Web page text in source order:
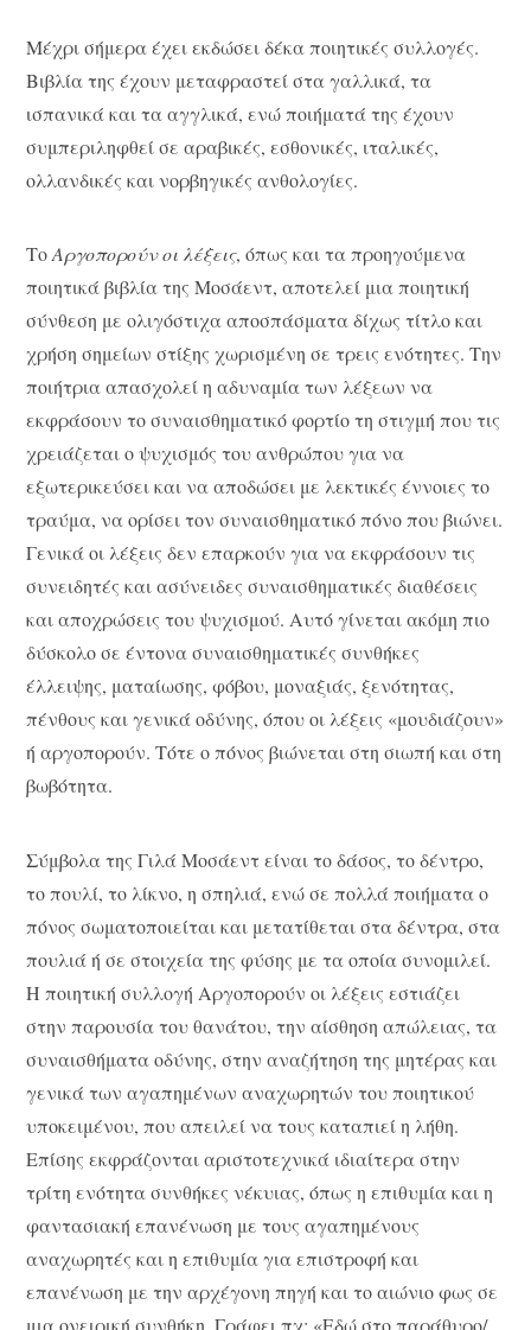
Μέχρι σήμερα έχει εκδώσει δέκα ποιητικές συλλογές.
Βιβλία της έχουν μεταφραστεί στα γαλλικά, τα
ισπανικά και τα αγγλικά, ενώ ποιήματά της έχουν
συμπεριληφθεί σε αραβικές, εσθονικές, ιταλικές,
ολλανδικές και νορβηγικές ανθολογίες.
ΤοΑργοπορούν οι λέξεις, όπως και τα προηγούμενα
ποιητικά βιβλία της Μοσάεντ, αποτελεί μια ποιητική
σύνθεση με ολιγόστιχα αποσπάσματα δίχως τίτλο και
χρήση σημείων στίξης χωρισμένη σε τρεις ενότητες. Την
ποιήτρια απασχολεί η αδυναμία των λέξεων να
εκφράσουν το συναισθηματικό φορτίο τη στιγμή που τις
χρειάζεται ο ψυχισμός του ανθρώπου για να
εξωτερικεύσει και να αποδώσει με λεκτικές έννοιες το
τραύμα, να ορίσει τον συναισθηματικό πόνο που βιώνει.
Γενικά οι λέξεις δεν επαρκούν για να εκφράσουν τις
συνειδητές και ασύνειδες συναισθηματικές διαθέσεις
και αποχρώσεις του ψυχισμού. Αυτό γίνεται ακόμη πιο
δύσκολο σε έντονα συναισθηματικές συνθήκες
έλλειψης, ματαίωσης, φόβου, μοναξιάς, ξενότητας,
πένθους και γενικά οδύνης, όπου οι λέξεις «μουδιάζουν»
ή αργοπορούν. Τότε ο πόνος βιώνεται στη σιωπή και στη
βωβότητα.
Σύμβολα της Γιλά Μοσάεντ είναι το δάσος, το δέντρο,
το πουλί, το λίκνο, η σπηλιά, ενώ σε πολλά ποιήματα ο
πόνος σωματοποιείται και μετατίθεται στα δέντρα, στα
πουλιά ή σε στοιχεία της φύσης με τα οποία συνομιλεί.
Η ποιητική συλλογή Αργοπορούν οι λέξεις εστιάζει
στην παρουσία του θανάτου, την αίσθηση απώλειας, τα
συναισθήματα οδύνης, στην αναζήτηση της μητέρας και
γενικά των αγαπημένων αναχωρητών του ποιητικού
υποκειμένου, που απειλεί να τους καταπιεί η λήθη.
Επίσης εκφράζονται αριστοτεχνικά ιδιαίτερα στην
τρίτη ενότητα συνθήκες νέκυιας, όπως η επιθυμία και η
φαντασιακή επανένωση με τους αγαπημένους
αναχωρητές και η επιθυμία για επιστροφή και
επανένωση με την αρχέγονη πηγή και το αιώνιο φως σε
μια ονειρική συνθήκη. Γράφει πχ: «Εδώ στο παράθυρο/